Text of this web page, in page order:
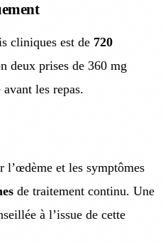
cliniques est de 720
deux prises de 360 mg
les repas.
l’œdème et les symptômes
de traitement continu. Une
à l’issue de cette